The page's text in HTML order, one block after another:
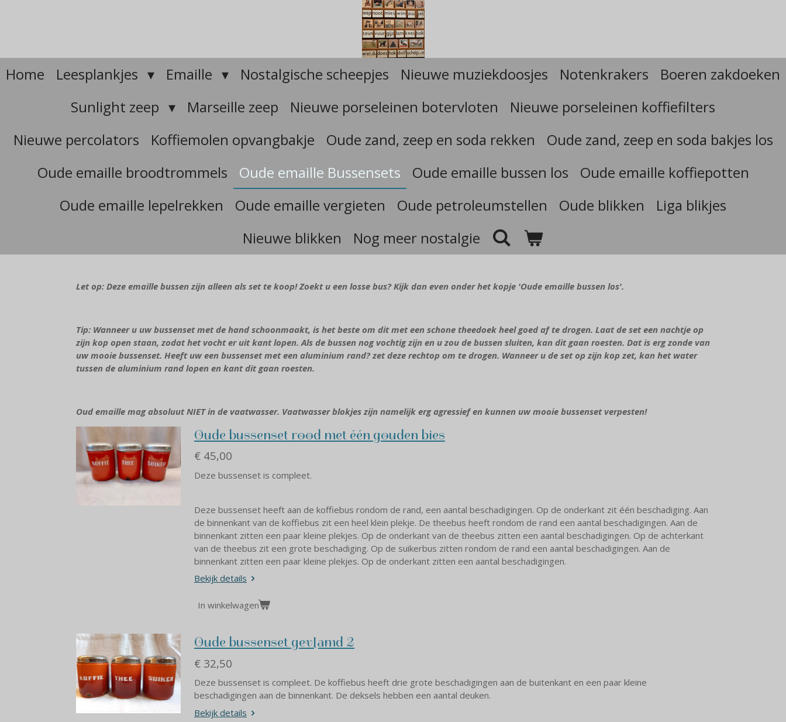
Home Leesplankjes Emaille Nostalgische scheepjes Nieuwe muziekdoosjes Notenkrakers
Boeren zakdoeken
Sunlight zeep
Marseille zeep Nieuwe porseleinen botervloten
Nieuwe porseleinen koffiefilters
Nieuwe percolators
Koffiemolen opvangbakje Oude zand, zeep en soda rekken
Oude zand, zeep en soda bakjes los
Oude emaille broodtrommels
Oude emaille Bussensets Oude emaille bussen los
Oude emaille koffiepotten
Oude emaille lepelrekken
Oude emaille vergieten Oude petroleumstellen Oude blikken
Liga blikjes
Nieuwe blikken
Nog meer nostalgie
Let op: Deze emaille bussen zijn alleen als set te koop! Zoekt u een losse bus? Kijk dan even onder het kopje 'Oude emaille bussen los'.
Tip: Wanneer u uw bussenset met de hand schoonmaakt, is het beste om dit met een schone theedoek heel goed af te drogen. Laat de set een nachtje op
zijn kop open staan, zodat het vocht er uit kant lopen. Als de bussen nog vochtig zijn en u zou de bussen sluiten, kan dit gaan roesten. Dat is erg zonde van
uw mooie bussenset. Heeft uw een bussenset met een aluminium rand? zet deze rechtop om te drogen. Wanneer u de set op zijn kop zet, kan het water
tussen de aluminium rand lopen en kant dit gaan roesten.
Oud emaille mag absoluut NIET in de vaatwasser. Vaatwasser blokjes zijn namelijk erg agressief en kunnen uw mooie bussenset verpesten!
Oude bussenset rood met één gouden bies
€ 45,00
Deze bussenset is compleet.
Deze bussenset heeft aan de koffiebus rondom de rand, een aantal beschadigingen. Op de onderkant zit één beschadiging. Aan
de binnenkant van de koffiebus zit een heel klein plekje. De theebus heeft rondom de rand een aantal beschadigingen. Aan de
binnenkant zitten een paar kleine plekjes. Op de onderkant van de theebus zitten een aantal beschadigingen. Op de achterkant
van de theebus zit een grote beschadiging. Op de suikerbus zitten rondom de rand een aantal beschadigingen. Aan de
binnenkant zitten een paar kleine plekjes. Op de onderkant zitten een aantal beschadigingen.
Bekijk details
In winkelwagen
Oude bussenset gevlamd 2
€ 32,50
Deze bussenset is compleet. De koffiebus heeft drie grote beschadigingen aan de buitenkant en een paar kleine
beschadigingen aan de binnenkant. De deksels hebben een aantal deuken.
Bekijk details